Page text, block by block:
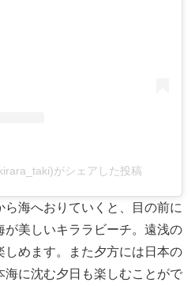
がシェアした投稿
海へおりていくと、目の前に
が美しいキララビーチ。遠浅の
めます。また夕方には日本の
海に沈む夕日も楽しむことがで